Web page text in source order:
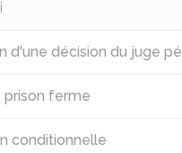
d'une décision du juge
prison ferme
conditionnelle